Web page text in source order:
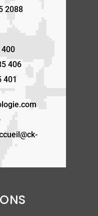
2088
406
401